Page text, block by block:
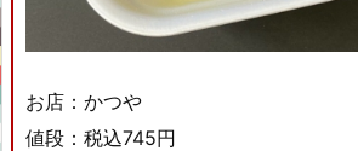
お店：かつや
値段：税込745円